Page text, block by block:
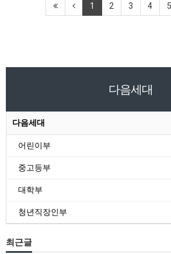
1 2 3 4 5
다음세대
다음세대
어린이부
중고등부
대학부
청년직장인부
최근글